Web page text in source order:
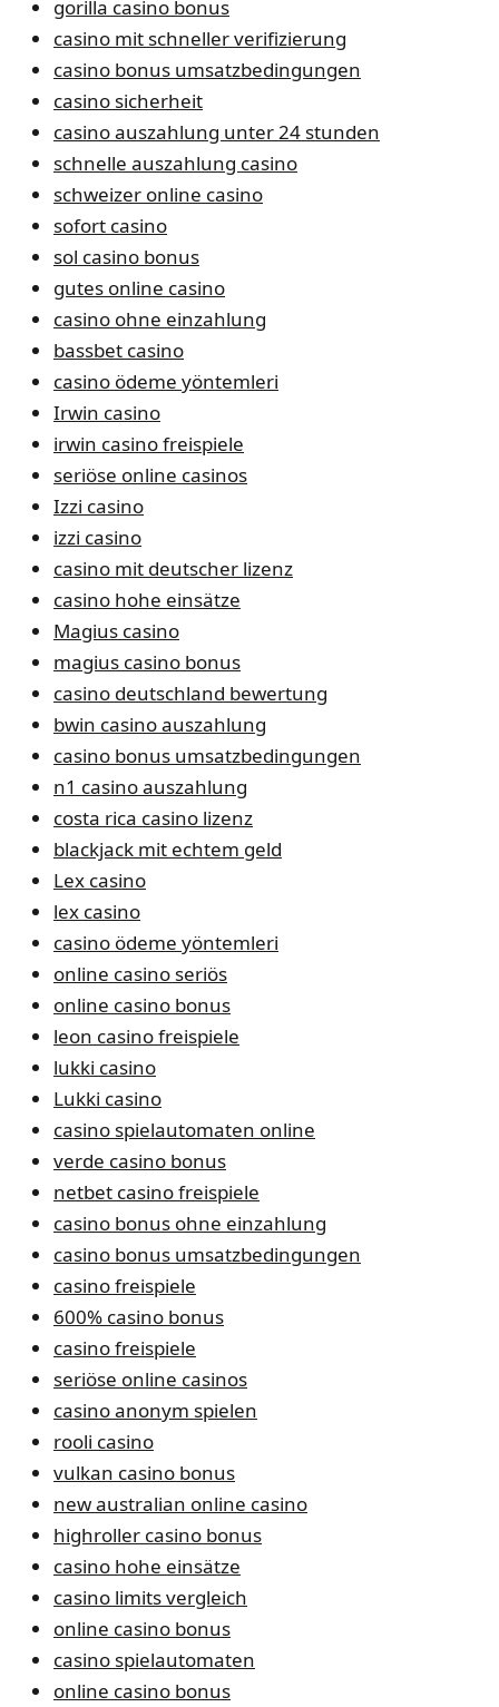
gorilla casino bonus
casino mit schneller verifizierung
casino bonus umsatzbedingungen
casino sicherheit
casino auszahlung unter 24 stunden
schnelle auszahlung casino
schweizer online casino
sofort casino
sol casino bonus
gutes online casino
casino ohne einzahlung
bassbet casino
casino ödeme yöntemleri
Irwin casino
irwin casino freispiele
seriöse online casinos
Izzi casino
izzi casino
casino mit deutscher lizenz
casino hohe einsätze
Magius casino
magius casino bonus
casino deutschland bewertung
bwin casino auszahlung
casino bonus umsatzbedingungen
n1 casino auszahlung
costa rica casino lizenz
blackjack mit echtem geld
Lex casino
lex casino
casino ödeme yöntemleri
online casino seriös
online casino bonus
leon casino freispiele
lukki casino
Lukki casino
casino spielautomaten online
verde casino bonus
netbet casino freispiele
casino bonus ohne einzahlung
casino bonus umsatzbedingungen
casino freispiele
600% casino bonus
casino freispiele
seriöse online casinos
casino anonym spielen
rooli casino
vulkan casino bonus
new australian online casino
highroller casino bonus
casino hohe einsätze
casino limits vergleich
online casino bonus
casino spielautomaten
online casino bonus